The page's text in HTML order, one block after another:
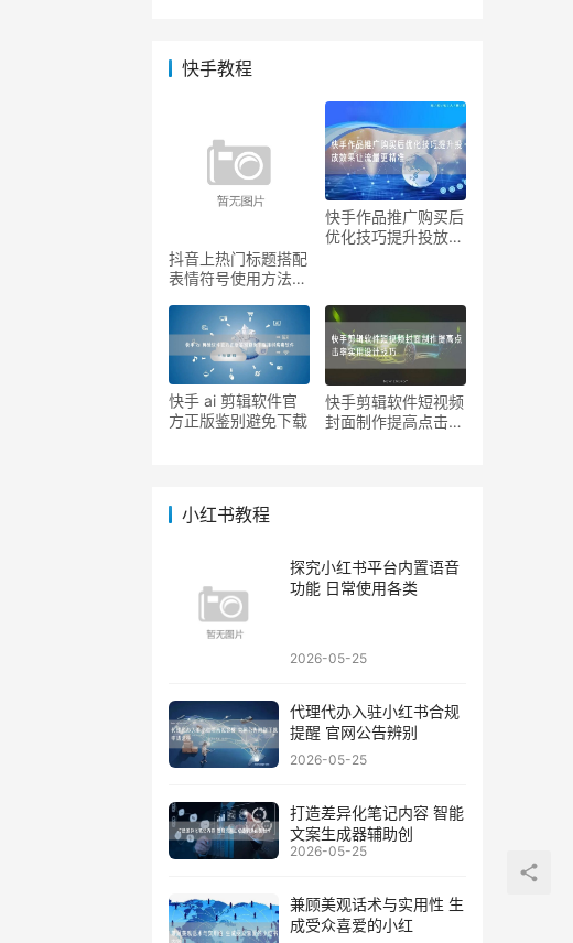
快手教程
抖音上热门标题搭配
表情符号使用方法提
快手作品推广购买后
优化技巧提升投放效
快手 ai 剪辑软件官
方正版鉴别避免下载
快手剪辑软件短视频
封面制作提高点击率
小红书教程
探究小红书平台内置语音
功能 日常使用各类
2026-05-25
代理代办入驻小红书合规
提醒 官网公告辨别
2026-05-25
打造差异化笔记内容 智能
文案生成器辅助创
2026-05-25
兼顾美观话术与实用性 生
成受众喜爱的小红